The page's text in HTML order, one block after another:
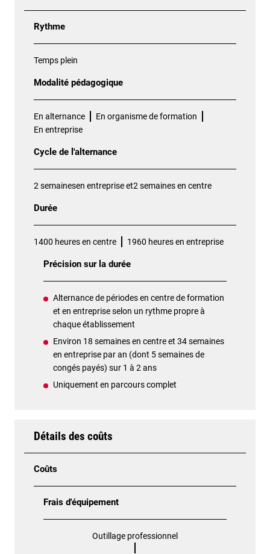
Rythme
Temps plein
Modalité pédagogique
En alternance
En organisme de formation
En entreprise
Cycle de l'alternance
2 semainesen entreprise et2 semaines en centre
Durée
1400 heures en centre 1960 heures en entreprise
Précision sur la durée
Alternance de périodes en centre de formation
et en entreprise selon un rythme propre à
chaque établissement
Environ 18 semaines en centre et 34 semaines
en entreprise par an (dont 5 semaines de
congés payés) sur 1 à 2 ans
Uniquement en parcours complet
Détails des coûts
Coûts
Frais d'équipement
Outillage professionnel